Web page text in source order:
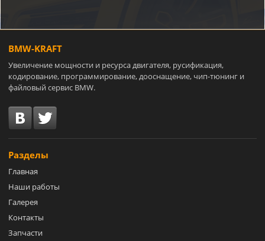
BMW-KRAFT
Увеличение мощности и ресурса двигателя, русификация,
кодирование, программирование, дооснащение, чип-тюнинг и
файловый сервис BMW.
Разделы
Главная
Наши работы
Галерея
Контакты
Запчасти